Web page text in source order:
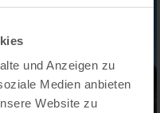
und Anzeigen zu
Medien anbieten
Website zu